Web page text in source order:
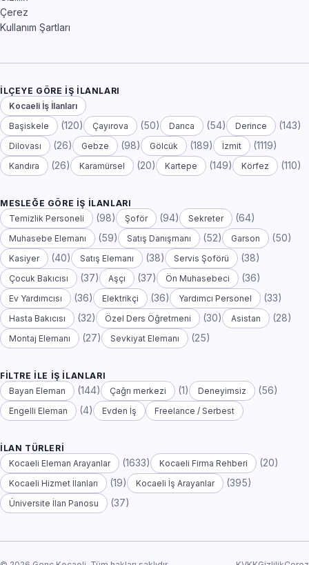
Çerez
Kullanım Şartları
İLÇEYE GÖRE İŞ İLANLARI
Kocaeli İş İlanları
Başiskele
(120) Çayırova (50) Darıca (54) Derince (143)
Dilovası (26) Gebze (98) Gölcük (189) İzmit (1119)
Kandıra (26) Karamürsel (20) Kartepe (149) Körfez (110)
MESLEĞE GÖRE İŞ İLANLARI
Temizlik Personeli
(98) Şoför (94) Sekreter (64)
Muhasebe Elemanı (59) Satış Danışmanı (52) Garson (50)
Kasiyer (40) Satış Elemanı (38) Servis Şoförü (38)
Çocuk Bakıcısı (37) Aşçı (37) Ön Muhasebeci (36)
Ev Yardımcısı (36) Elektrikçi (36) Yardımcı Personel (33)
Hasta Bakıcısı (32) Özel Ders Öğretmeni (30) Asistan (28)
Montaj Elemanı (27) Sevkiyat Elemanı (25)
FILTRE ILE İŞ İLANLARI
Bayan Eleman
(144) Çağrı merkezi (1) Deneyimsiz (56)
Engelli Eleman (4) Evden İş Freelance / Serbest
İLAN TÜRLERI
Kocaeli Eleman Arayanlar
(1633) Kocaeli Firma Rehberi (20)
Kocaeli Hizmet İlanları (19) Kocaeli İş Arayanlar (395)
Üniversite İlan Panosu (37)